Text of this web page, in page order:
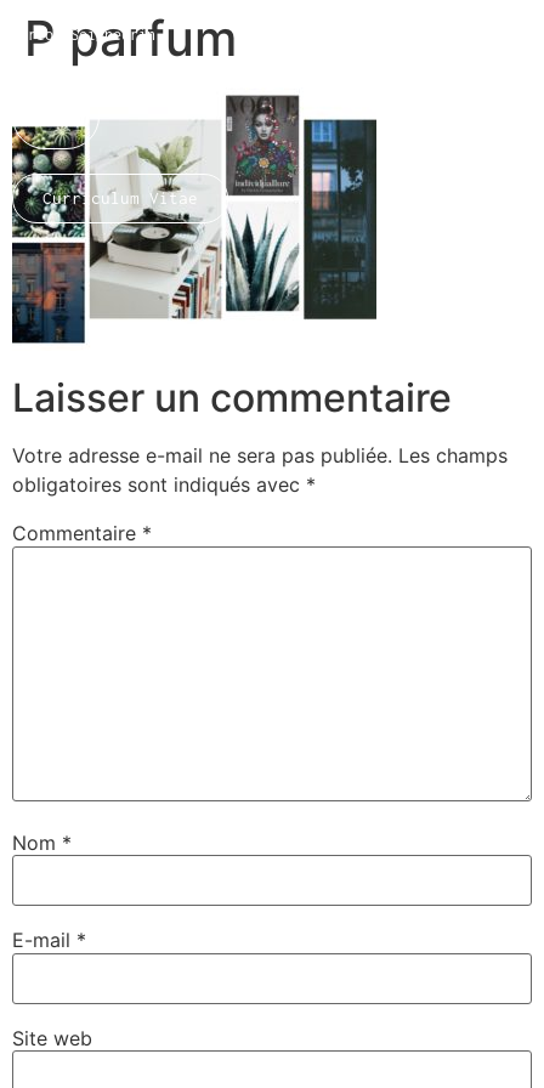
Marion Seigneurin​
Curriculum Vitae
About me
P parfum
Laisser un commentaire
Votre adresse e-mail ne sera pas publiée. Les champs
obligatoires sont indiqués avec *
Commentaire *
Nom *
E-mail *
Site web